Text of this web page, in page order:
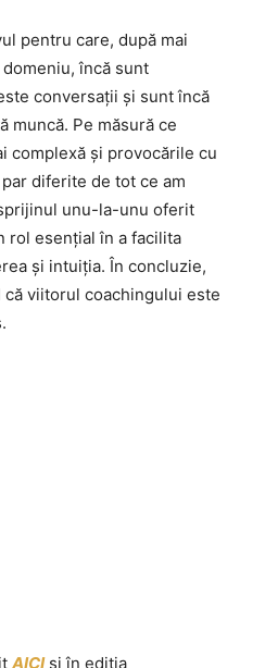
pentru care, după mai
încă sunt
conversații și sunt încă
muncă. Pe măsură ce
complexă și provocările cu
diferite de tot ce am
unu-la-unu oferit
rol esențial în a facilita
și intuiția. În concluzie,
viitorul coachingului este
AICIși în ediția